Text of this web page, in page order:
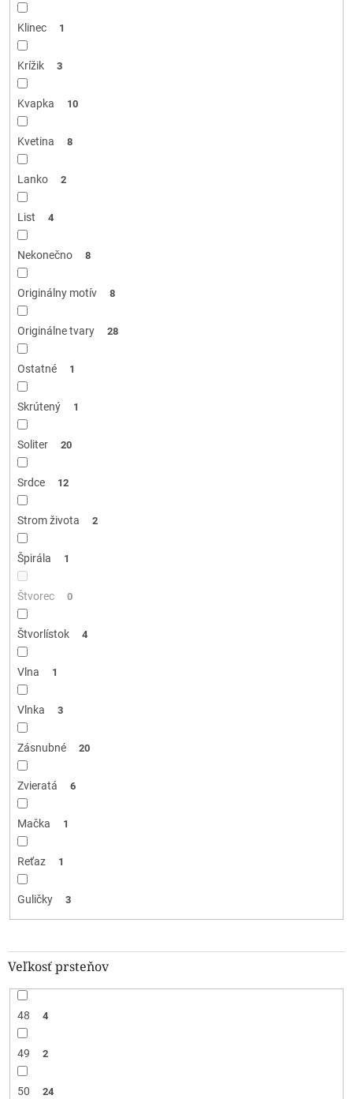
Klinec 1
Krížik 3
Kvapka 10
Kvetina 8
Lanko 2
List 4
Nekonečno 8
Originálny motív 8
Originálne tvary 28
Ostatné 1
Skrútený 1
Soliter 20
Srdce 12
Strom života 2
Špirála 1
Štvorec 0
Štvorlístok 4
Vlna 1
Vlnka 3
Zásnubné 20
Zvieratá 6
Mačka 1
Reťaz 1
Guličky 3
Veľkosť prsteňov
48 4
49 2
50 24